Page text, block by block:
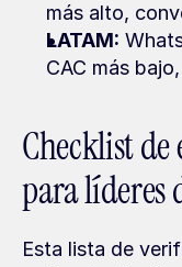
más alto,
LATAM:
CAC más
Checklist
para líderes
Esta lista de